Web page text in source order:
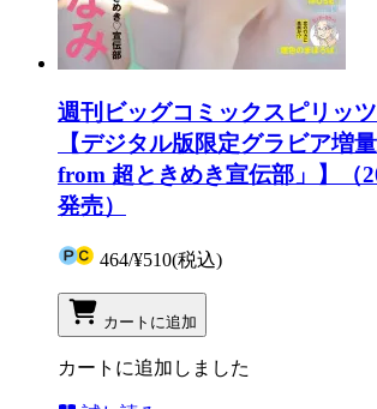
週刊ビッグコミックスピリッ
【デジタル版限定グラビア増
from 超ときめき宣伝部」】（
発売）
464/¥510(税込)
カートに追加
カートに追加しました